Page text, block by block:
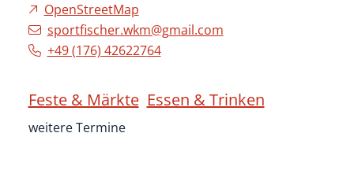
OpenStreetMap
sportfischer.wkm@gmail.com
+49 (176) 42622764
Feste & Märkte Essen & Trinken
weitere Termine